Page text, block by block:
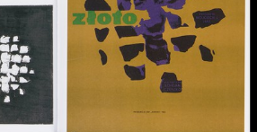
Musée de
2016